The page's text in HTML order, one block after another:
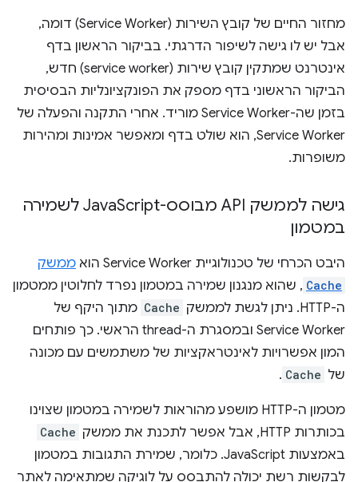
מחזור החיים של קובץ השירות (Service Worker) דומה,
אבל יש לו גישה לשיפור הדרגתי. בביקור הראשון בדף
אינטרנט שמתקין קובץ שירות (service worker) חדש,
הביקור הראשוני בדף מספק את הפונקציונליות הבסיסית
בזמן שה-Service Worker מוריד. אחרי התקנה והפעלה של
Service Worker, הוא שולט בדף ומאפשר אמינות ומהירות
משופרות.
גישה לממשק API מבוסס-Java
Script לשמירה
במטמון
היבט הכרחי של טכנולוגיית Service Worker הוא ממשק
Cache , שהוא מנגנון שמירה במטמון נפרד לחלוטין ממטמון
ה-HTTP. ניתן לגשת לממשק
Cache מתוך היקף של
Service Worker ובמסגרת ה-thread הראשי. כך פותחים
המון אפשרויות לאינטראקציות של משתמשים עם מכונה
של Cache
.
מטמון ה-HTTP מושפע מהוראות לשמירה במטמון שצוינו
בכותרות HTTP, אבל אפשר לתכנת את ממשק
Cache
באמצעות JavaScript. כלומר, שמירת התגובות במטמון
לבקשות רשת יכולה להתבסס על לוגיקה שמתאימה לאתר